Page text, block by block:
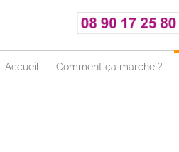
Accueil Comment ça marche ?